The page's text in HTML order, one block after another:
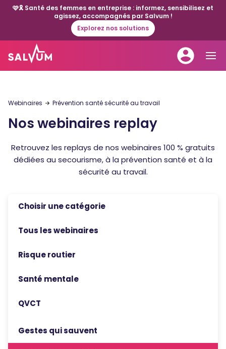
🩷🎗️ Santé des femmes en entreprise : informez, sensibilisez et
agissez, accompagnés par Salvum !
Explorez nos solutions
Webinaires Prévention santé sécurité au travail
Nos webinaires replay
Retrouvez les replays de nos webinaires 100 % gratuits
dédiées au secourisme, à la prévention santé et à la
sécurité au travail.
Choisir une catégorie
Tous les webinaires
Risque routier
Santé mentale
QVCT
Gestes qui sauvent